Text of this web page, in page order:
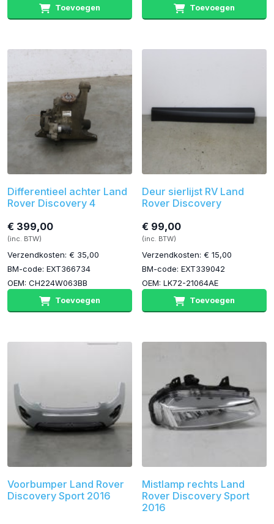
Toevoegen
Toevoegen
Differentieel achter Land
Rover Discovery 4
€ 399,00
(inc. BTW)
Verzendkosten: € 35,00
BM-code: EXT366734
OEM: CH224W063BB
Toevoegen
Deur sierlijst RV Land
Rover Discovery
€ 99,00
(inc. BTW)
Verzendkosten: € 15,00
BM-code: EXT339042
OEM: LK72-21064AE
Toevoegen
Voorbumper Land Rover
Discovery Sport 2016
Mistlamp rechts Land
Rover Discovery Sport
2016